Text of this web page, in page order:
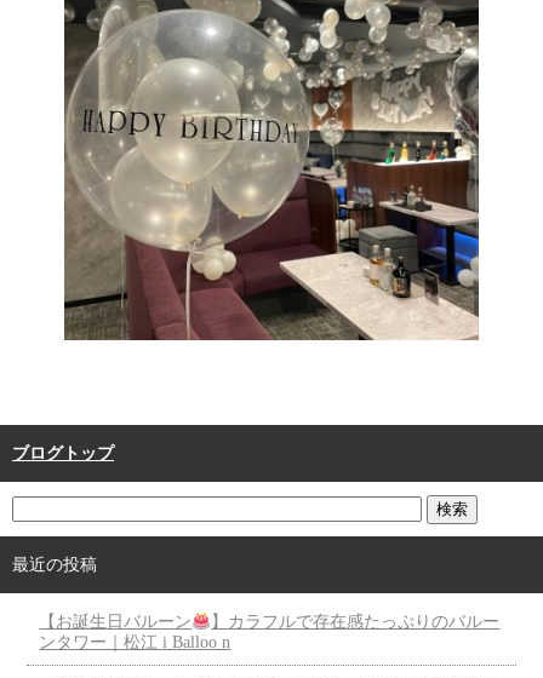
ブログトップ
最近の投稿
【お誕生日バルーン
】カラフルで存在感たっぷりのバルー
ンタワー｜松江 i Balloo n